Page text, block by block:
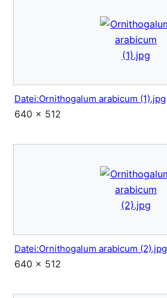
Datei:Ornithogalum arabicum (1).jpg
640 × 512
Datei:Ornithogalum arabicum (2).jpg
640 × 512